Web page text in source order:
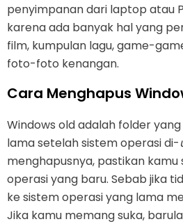
penyimpanan dari laptop atau
karena ada banyak hal yang
film, kumpulan lagu, game-
foto-foto kenangan.
Cara Menghapus
Windows old adalah folder
lama setelah sistem operasi di-
menghapusnya, pastikan kamu
operasi yang baru. Sebab jika
ke sistem operasi yang lama
Jika kamu memang suka,